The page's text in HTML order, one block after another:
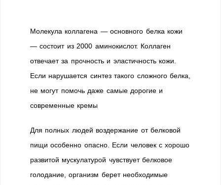
Молекула коллагена — основного белка кожи
— состоит из 2000 аминокислот. Коллаген
отвечает за прочность и эластичность кожи.
Если нарушается синтез такого сложного белка,
не могут помочь даже самые дорогие и
современные кремы
Для полных людей воздержание от белковой
пищи особенно опасно. Если человек с хорошо
развитой мускулатурой чувствует белковое
голодание, организм берет необходимые